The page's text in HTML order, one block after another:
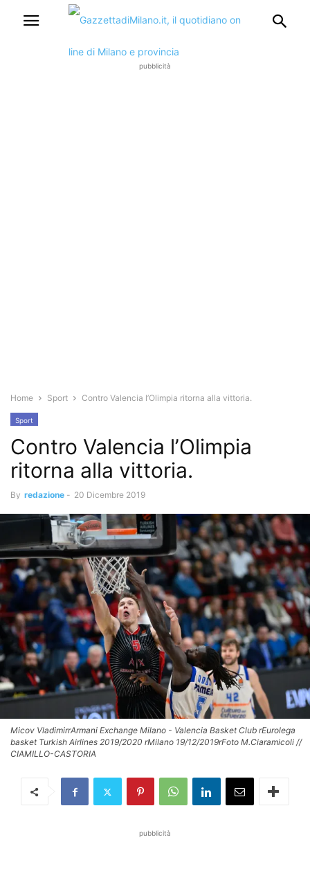
pubblicità
Home Sport Contro Valencia l’Olimpia ritorna alla vittoria.
Sport
Contro Valencia l’Olimpia
ritorna alla vittoria.
By redazione - 20 Dicembre 2019
Micov VladimirrArmani Exchange Milano - Valencia Basket Club rEurolega
basket Turkish Airlines 2019/2020 rMilano 19/12/2019rFoto M.Ciaramicoli //
CIAMILLO-CASTORIA
pubblicità